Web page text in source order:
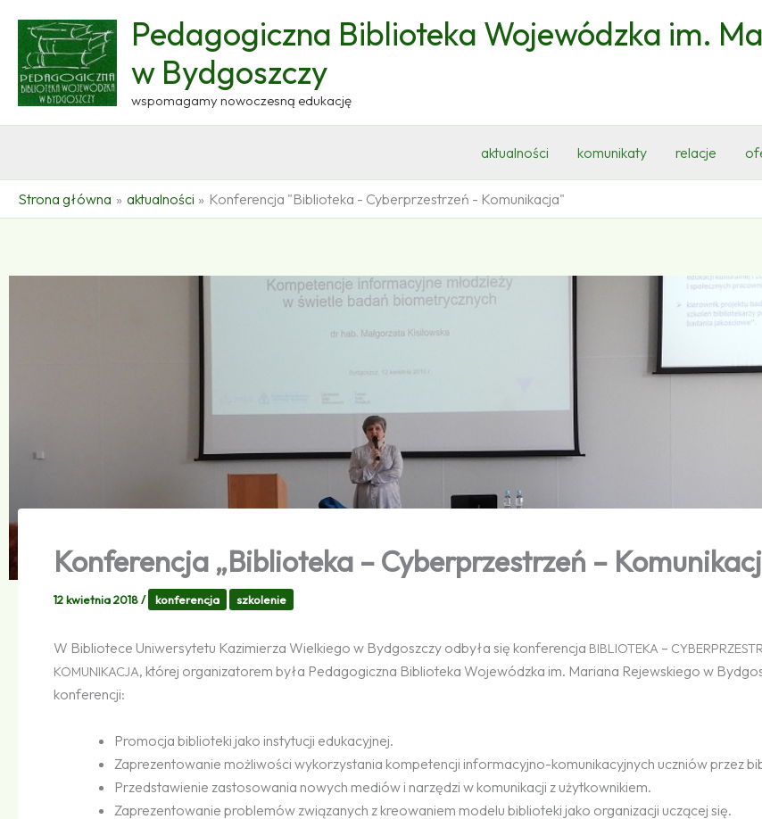
treści
Pedagogiczna Biblioteka Wojewódzka im.
w Bydgoszczy
wspomagamy nowoczesną edukację
aktualności komunikaty relacje
Strona główna aktualności Konferencja "Biblioteka - Cyberprzestrzeń - Komunikacja"
Konferencja „Biblioteka – Cyberprzestrzeń –
12 kwietnia 2018/ konferencja szkolenie
W Bibliotece Uniwersytetu Kazimierza Wielkiego w Bydgoszczy odbyła się konferencja BIBLIOTEKA –
KOMUNIKACJA, której organizatorem była Pedagogiczna Biblioteka Wojewódzka im. Mariana Rejewskiego w
konferencji:
Promocja biblioteki jako instytucji edukacyjnej.
Zaprezentowanie możliwości wykorzystania kompetencji informacyjno-komunikacyjnych uczniów przez
Przedstawienie zastosowania nowych mediów i narzędzi w komunikacji z użytkownikiem.
Zaprezentowanie problemów związanych z kreowaniem modelu biblioteki jako organizacji uczącej się.